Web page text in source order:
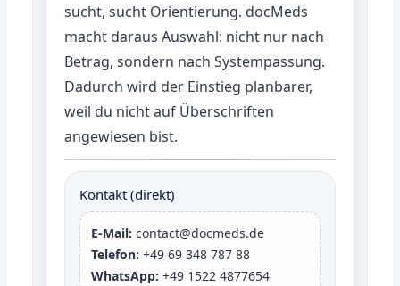
sucht, sucht Orientierung. docMeds
macht daraus Auswahl: nicht nur nach
Betrag, sondern nach Systempassung.
Dadurch wird der Einstieg planbarer,
weil du nicht auf Überschriften
angewiesen bist.
Kontakt (direkt)
E-Mail: contact@docmeds.de
Telefon: +49 69 348 787 88
WhatsApp: +49 1522 4877654